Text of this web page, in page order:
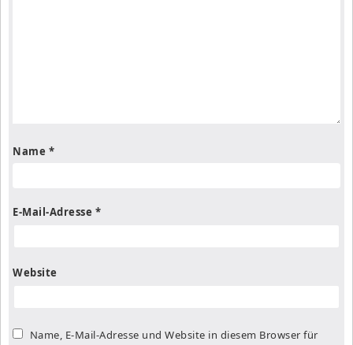
Name *
E-Mail-Adresse *
Website
Name, E-Mail-Adresse und Website in diesem Browser für